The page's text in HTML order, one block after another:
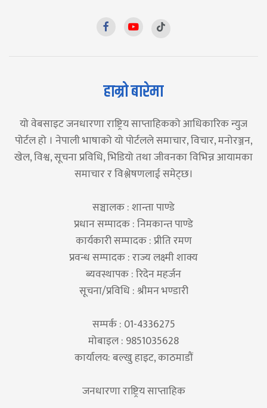
हाम्रो बारेमा
यो वेबसाइट जनधारणा राष्ट्रिय साप्ताहिकको आधिकारिक न्युज
पोर्टल हो । नेपाली भाषाको यो पोर्टलले समाचार, विचार, मनोरञ्जन,
खेल, विश्व, सूचना प्रविधि, भिडियो तथा जीवनका विभिन्न आयामका
समाचार र विश्लेषणलाई समेट्छ।
सञ्चालक : शान्ता पाण्डे
प्रधान सम्पादक : निमकान्त पाण्डे
कार्यकारी सम्पादक : प्रीति रमण
प्रवन्ध सम्पादक : राज्य लक्ष्मी शाक्य
ब्यवस्थापक : रिदेन महर्जन
सूचना/प्रविधि : श्रीमन भण्डारी
सम्पर्क : 01-4336275
मोबाइल : 9851035628
कार्यालय: बल्खु हाइट, काठमाडौं
जनधारणा राष्ट्रिय साप्ताहिक